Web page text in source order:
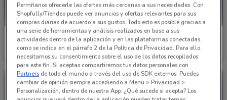
Interceramic
Caduca el 31/12 735 m
Interceramic
Caduca el 31/12
Permítanos ofrecerle las ofertas más cercanas a sus necesidades: Con
Shopfully/Tiendeo puede ver anuncios y ofertas relevantes para sus
compras diarias de acuerdo a sus gustos. Todo esto es posible gracias a
una serie de herramientas y análisis realizados en base a sus
actividades dentro de la aplicación y en las plataformas conectadas,
como se indica en el párrafo 2 de la Política de Privacidad. Para ello,
necesitamos su consentimiento sobre el uso de los datos recopilados
para este fin. Si aceptas compartiremos tus datos personales con
Partners de todo el mundo a través del uso de SDK externos. Puedes
cambiar de opinión siempre accediendo a Menu > Privacidad >
Personalización, dentro de nuestra App. ¿Qué sucede si acepta? Los